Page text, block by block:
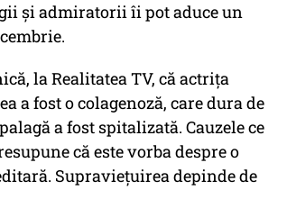
şi admiratorii îi pot aduce un
la Realitatea TV, că actriţa
a fost o colagenoză, care dura de
a fost spitalizată. Cauzele ce
că este vorba despre o
Supraviețuirea depinde de